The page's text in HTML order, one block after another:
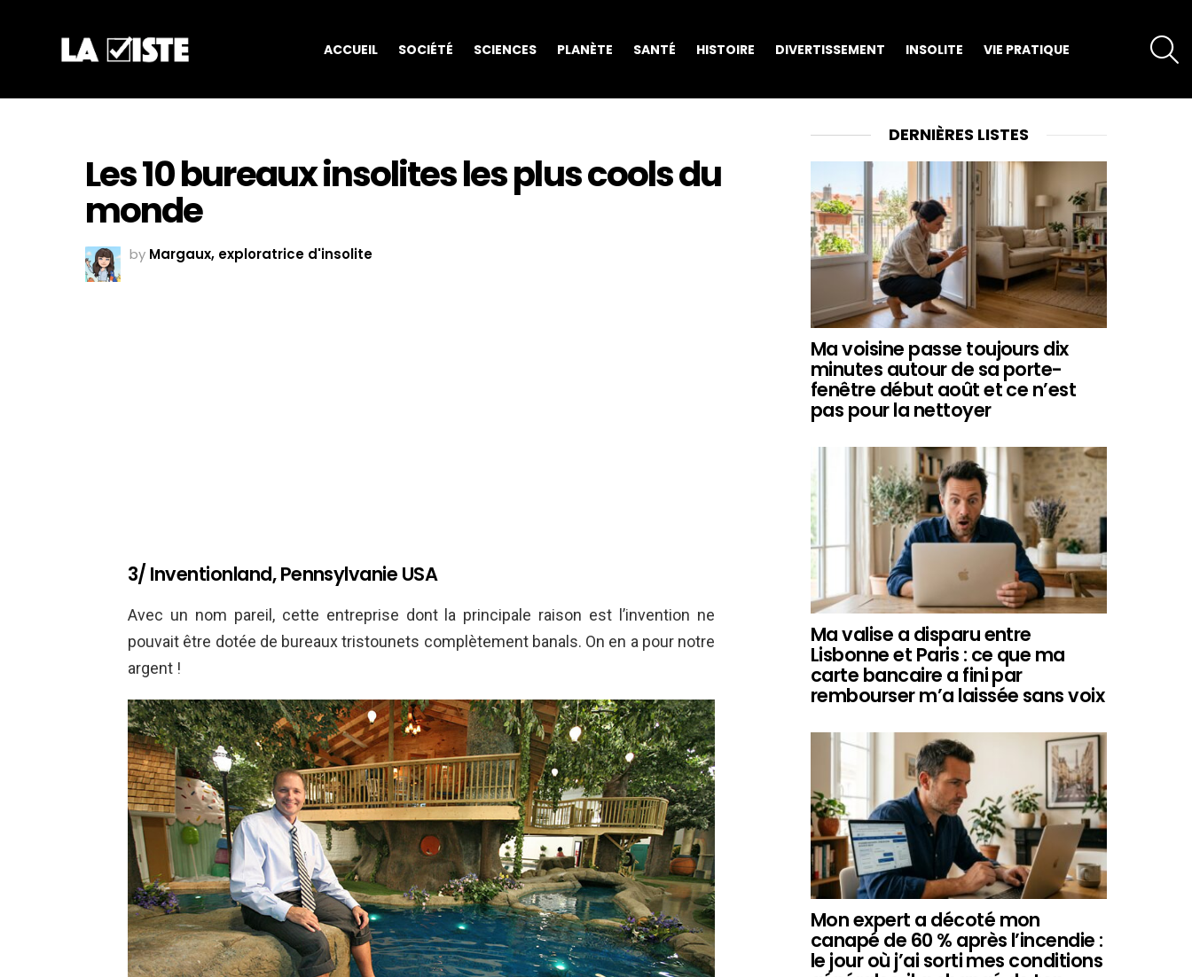
ACCUEIL SOCIÉTÉ SCIENCES PLANÈTE SANTÉ HISTOIRE DIVERTISSEMENT INSOLITE VIE PRATIQUE
Les 10 bureaux insolites les plus cools du
monde
by Margaux, exploratrice d'insolite
3/ Inventionland, Pennsylvanie USA
Avec un nom pareil, cette entreprise dont la principale raison est l’invention ne
pouvait être dotée de bureaux tristounets complètement banals. On en a pour notre
argent !
DERNIÈRES LISTES
Ma voisine passe toujours dix
minutes autour de sa porte-
fenêtre début août et ce n’est
pas pour la nettoyer
Ma valise a disparu entre
Lisbonne et Paris : ce que ma
carte bancaire a fini par
rembourser m’a laissée sans voix
Mon expert a décoté mon
canapé de 60 % après l’incendie :
le jour où j’ai sorti mes conditions